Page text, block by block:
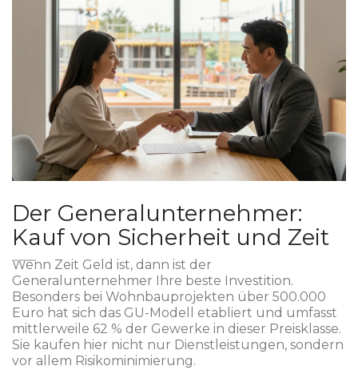
Der Generalunternehmer:
Kauf von Sicherheit und Zeit
Wenn Zeit Geld ist, dann ist der
Generalunternehmer Ihre beste Investition.
Besonders bei Wohnbauprojekten über 500.000
Euro hat sich das GU-Modell etabliert und umfasst
mittlerweile 62 % der Gewerke in dieser Preisklasse.
Sie kaufen hier nicht nur Dienstleistungen, sondern
vor allem Risikominimierung.